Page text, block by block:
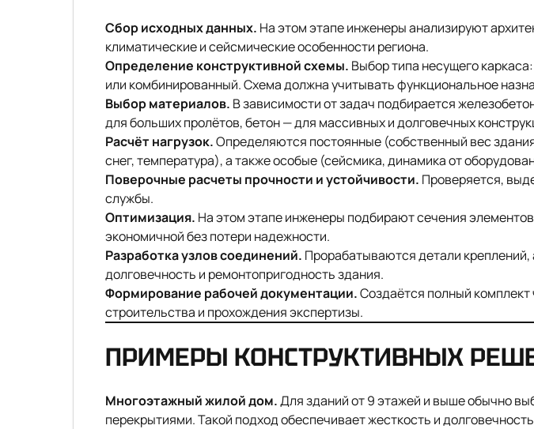
Сбор исходных данных. На этом этапе инженеры анализируют
климатические и сейсмические особенности региона.
Определение конструктивной схемы. Выбор типа несущего
или комбинированный. Схема должна учитывать функциональное
Выбор материалов. В зависимости от задач подбирается
для больших пролётов, бетон — для массивных и долговечных
Расчёт нагрузок.Определяются постоянные (собственный вес
снег, температура), а также особые (сейсмика, динамика от
Поверочные расчеты прочности и устойчивости. Проверяется,
службы.
Оптимизация. На этом этапе инженеры подбирают сечения
экономичной без потери надежности.
Разработка узлов соединений. Прорабатываются детали
долговечность и ремонтопригодность здания.
Формирование рабочей документации.Создаётся полный
строительства и прохождения экспертизы.
ПРИМЕРЫ КОНСТРУКТИВНЫХ
Многоэтажный жилой дом.Для зданий от 9 этажей и выше обычно
перекрытиями. Такой подход обеспечивает жесткость и